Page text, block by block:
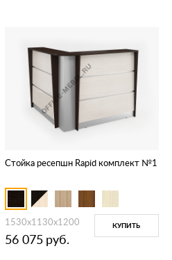
Стойка ресепшн Rapid комплект №1
1530x1130x1200
56 075 руб.
КУПИТЬ